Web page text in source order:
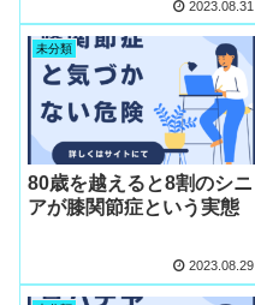
恵
2023.08.31
未分類
80歳を越えると8割のシニ
アが膝関節症という実態
2023.08.29